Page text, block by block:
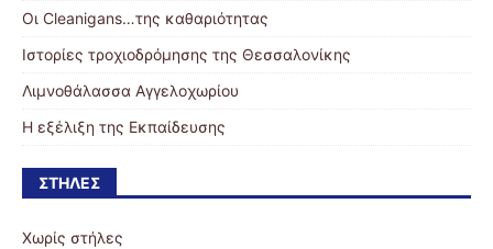
Οι Cleanigans…της καθαριότητας
Ιστορίες τροχιοδρόμησης της Θεσσαλονίκης
Λιμνοθάλασσα Αγγελοχωρίου
Η εξέλιξη της Εκπαίδευσης
ΣΤΉΛΕΣ
Χωρίς στήλες